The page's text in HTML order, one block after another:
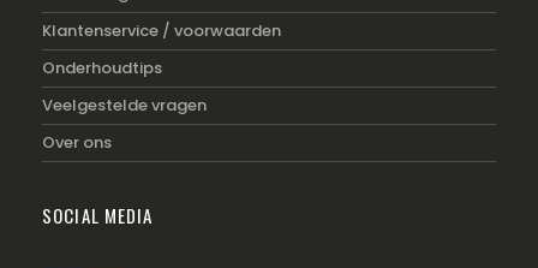
Klantenservice / voorwaarden
Onderhoudtips
Veelgestelde vragen
Over ons
SOCIAL MEDIA